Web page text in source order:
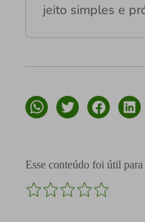
jeito simples e
Esse conteúdo foi útil para